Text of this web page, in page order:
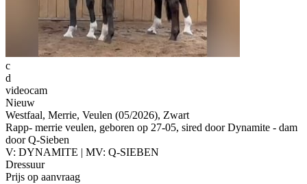
c
d
videocam
Nieuw
Westfaal, Merrie, Veulen (05/2026), Zwart
Rapp- merrie veulen, geboren op 27-05, sired door Dynamite - dam
door Q-Sieben
V: DYNAMITE | MV: Q-SIEBEN
Dressuur
Prijs op aanvraag